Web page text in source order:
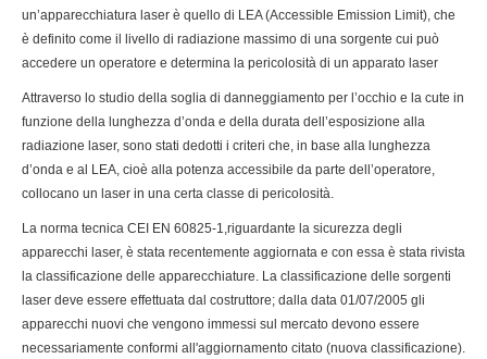
un’apparecchiatura laser è quello di LEA (Accessible Emission Limit), che
è definito come il livello di radiazione massimo di una sorgente cui può
accedere un operatore e determina la pericolosità di un apparato laser
Attraverso lo studio della soglia di danneggiamento per l’occhio e la cute in
funzione della lunghezza d’onda e della durata dell’esposizione alla
radiazione laser, sono stati dedotti i criteri che, in base alla lunghezza
d’onda e al LEA, cioè alla potenza accessibile da parte dell’operatore,
collocano un laser in una certa classe di pericolosità.
La norma tecnica CEI EN 60825-1,riguardante la sicurezza degli
apparecchi laser, è stata recentemente aggiornata e con essa è stata rivista
la classificazione delle apparecchiature. La classificazione delle sorgenti
laser deve essere effettuata dal costruttore; dalla data 01/07/2005 gli
apparecchi nuovi che vengono immessi sul mercato devono essere
necessariamente conformi all'aggiornamento citato (nuova classificazione).